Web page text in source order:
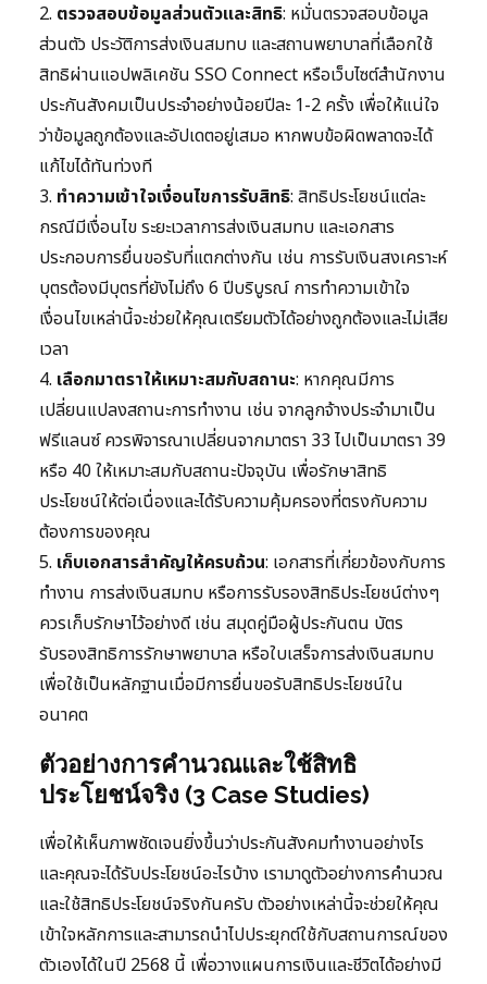
2. ตรวจสอบข้อมูลส่วนตัวและสิทธิ: หมั่นตรวจสอบข้อมูล
ส่วนตัว ประวัติการส่งเงินสมทบ และสถานพยาบาลที่เลือกใช้
สิทธิผ่านแอปพลิเคชัน SSO Connect หรือเว็บไซต์สำนักงาน
ประกันสังคมเป็นประจำอย่างน้อยปีละ 1-2 ครั้ง เพื่อให้แน่ใจ
ว่าข้อมูลถูกต้องและอัปเดตอยู่เสมอ หากพบข้อผิดพลาดจะได้
แก้ไขได้ทันท่วงที
3. ทำความเข้าใจเงื่อนไขการรับสิทธิ: สิทธิประโยชน์แต่ละ
กรณีมีเงื่อนไข ระยะเวลาการส่งเงินสมทบ และเอกสาร
ประกอบการยื่นขอรับที่แตกต่างกัน เช่น การรับเงินสงเคราะห์
บุตรต้องมีบุตรที่ยังไม่ถึง 6 ปีบริบูรณ์ การทำความเข้าใจ
เงื่อนไขเหล่านี้จะช่วยให้คุณเตรียมตัวได้อย่างถูกต้องและไม่เสีย
เวลา
4. เลือกมาตราให้เหมาะสมกับสถานะ: หากคุณมีการ
เปลี่ยนแปลงสถานะการทำงาน เช่น จากลูกจ้างประจำมาเป็น
ฟรีแลนซ์ ควรพิจารณาเปลี่ยนจากมาตรา 33 ไปเป็นมาตรา 39
หรือ 40 ให้เหมาะสมกับสถานะปัจจุบัน เพื่อรักษาสิทธิ
ประโยชน์ให้ต่อเนื่องและได้รับความคุ้มครองที่ตรงกับความ
ต้องการของคุณ
5. เก็บเอกสารสำคัญให้ครบถ้วน: เอกสารที่เกี่ยวข้องกับการ
ทำงาน การส่งเงินสมทบ หรือการรับรองสิทธิประโยชน์ต่างๆ
ควรเก็บรักษาไว้อย่างดี เช่น สมุดคู่มือผู้ประกันตน บัตร
รับรองสิทธิการรักษาพยาบาล หรือใบเสร็จการส่งเงินสมทบ
เพื่อใช้เป็นหลักฐานเมื่อมีการยื่นขอรับสิทธิประโยชน์ใน
อนาคต
ตัวอย่างการคำนวณและใช้สิทธิ
ประโยชน์จริง (3 Case Studies)
เพื่อให้เห็นภาพชัดเจนยิ่งขึ้นว่าประกันสังคมทำงานอย่างไร
และคุณจะได้รับประโยชน์อะไรบ้าง เรามาดูตัวอย่างการคำนวณ
และใช้สิทธิประโยชน์จริงกันครับ ตัวอย่างเหล่านี้จะช่วยให้คุณ
เข้าใจหลักการและสามารถนำไปประยุกต์ใช้กับสถานการณ์ของ
ตัวเองได้ในปี 2568 นี้ เพื่อวางแผนการเงินและชีวิตได้อย่างมี